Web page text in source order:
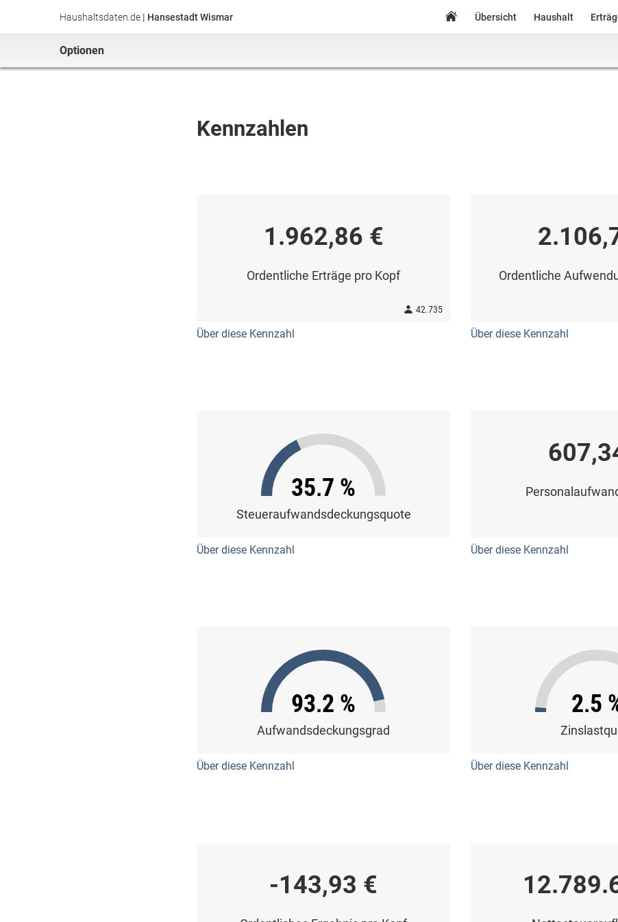
Haushaltsdaten.de | Hansestadt Wismar Übersicht Haushalt
Optionen
Kennzahlen
Ordentliche Erträge pro Kopf
1.962,86 €
42.735
Über diese Kennzahl
Ordentliche
Über diese Kennzahl
Steueraufwandsdeckungsquote
35,7 %
Über diese Kennzahl Über diese Kennzahl
Aufwandsdeckungsgrad
93,2 %
Über diese Kennzahl
2,5
Über diese Kennzahl
-143,93 €